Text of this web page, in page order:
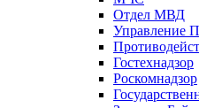
Отдел МВД
Управление
Гостехнадзор
Роскомнадзор